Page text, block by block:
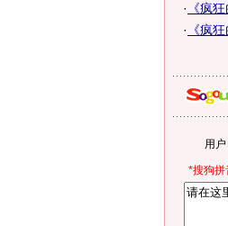
· 《疯
·
《疯
用户
*搜狗拼